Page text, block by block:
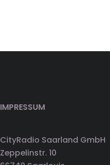
IMPRESSUM
CityRadio Saarland GmbH
Zeppelinstr. 10